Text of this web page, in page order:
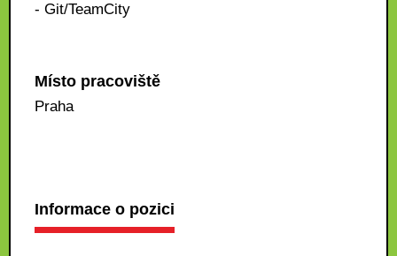
- Git/TeamCity
Místo pracoviště
Praha
Informace o pozici